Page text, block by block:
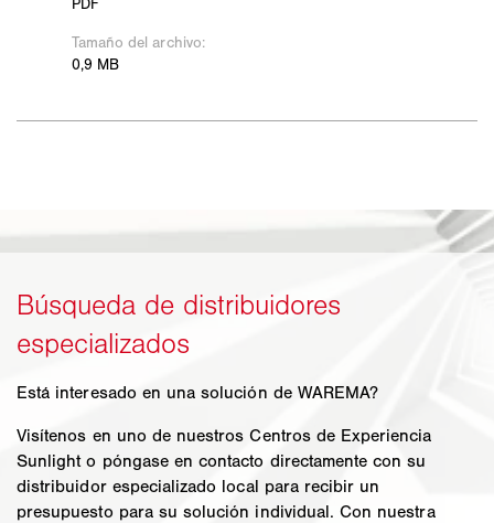
Está interesado en una solución de WAREMA?
Visítenos en uno de nuestros Centros de Experiencia
Sunlight o póngase en contacto directamente con su
distribuidor especializado local para recibir un
presupuesto para su solución individual. Con nuestra